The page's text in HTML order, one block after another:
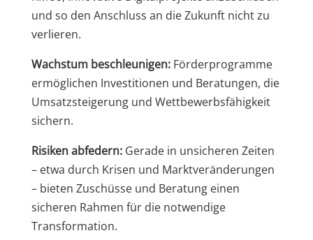
und so den Anschluss an die Zukunft nicht zu
verlieren.
Wachstum beschleunigen: Förderprogramme
ermöglichen Investitionen und Beratungen, die
Umsatzsteigerung und Wettbewerbsfähigkeit
sichern.
Risiken abfedern: Gerade in unsicheren Zeiten
– etwa durch Krisen und Marktveränderungen
– bieten Zuschüsse und Beratung einen
sicheren Rahmen für die notwendige
Transformation.